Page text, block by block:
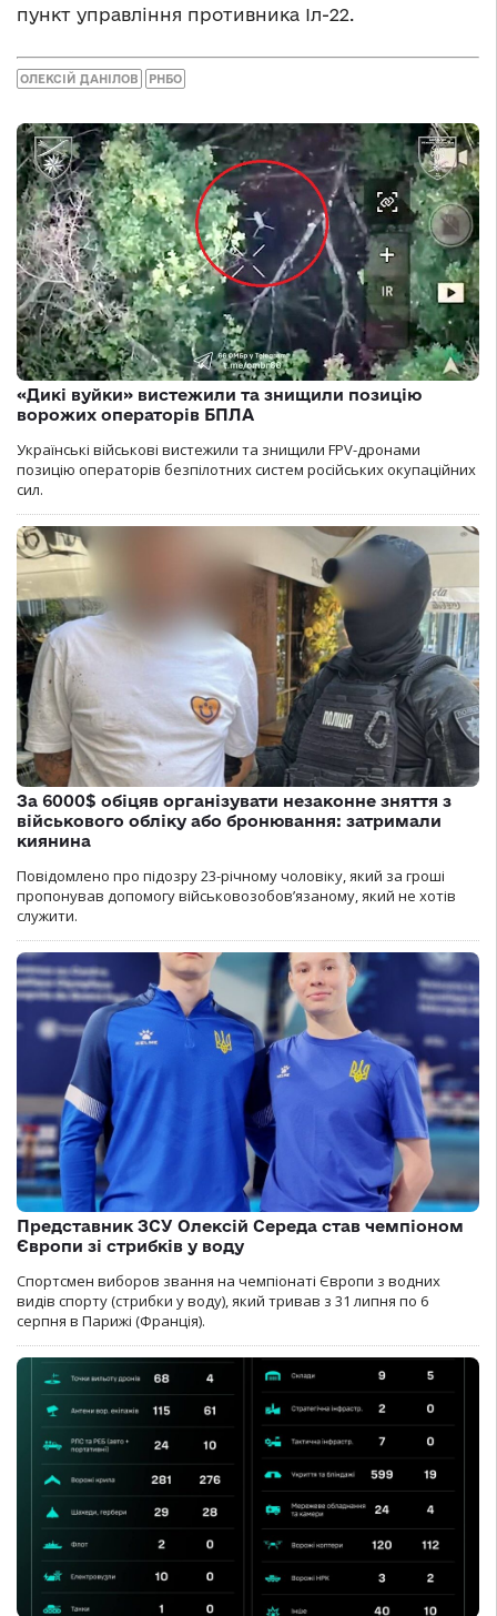
пункт управління противника Іл-22.
ОЛЕКСІЙ ДАНІЛОВ РНБО
«Дикі вуйки» вистежили та знищили позицію
ворожих операторів БПЛА
Українські військові вистежили та знищили FPV-дронами
позицію операторів безпілотних систем російських окупаційних
сил.
За 6000$ обіцяв організувати незаконне зняття з
військового обліку або бронювання: затримали
киянина
Повідомлено про підозру 23-річному чоловіку, який за гроші
пропонував допомогу військовозобов’язаному, який не хотів
служити.
Представник ЗСУ Олексій Середа став чемпіоном
Європи зі стрибків у воду
Спортсмен виборов звання на чемпіонаті Європи з водних
видів спорту (стрибки у воду), який тривав з 31 липня по 6
серпня в Парижі (Франція).